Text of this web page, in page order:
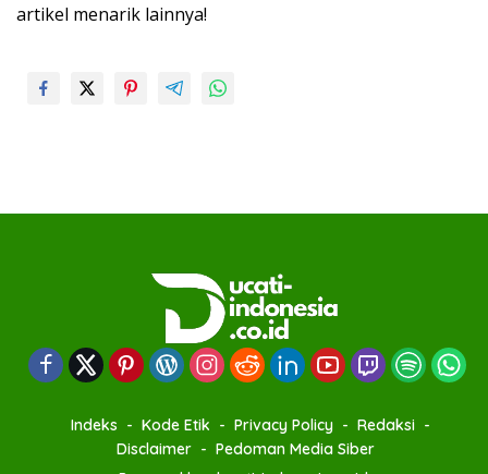
artikel menarik lainnya!
Indeks Kode Etik Privacy Policy
Redaksi
Disclaimer
Pedoman Media Siber